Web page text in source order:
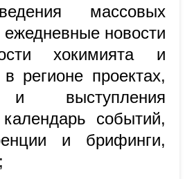
массовых
новости
хокимията и
регионе проектах,
и выступления
календарь событий,
и брифинги,